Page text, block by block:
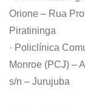
Orione – Rua
Piratininga
· Policlínica
Monroe (PCJ) –
s/n – Jurujuba